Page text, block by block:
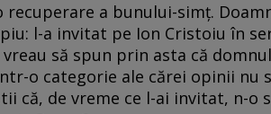
recuperare a bunului-simţ.
l-a invitat pe Ion Cristoiu în
să spun prin asta că
o categorie ale cărei opinii nu
că, de vreme ce l-ai invitat, n-o